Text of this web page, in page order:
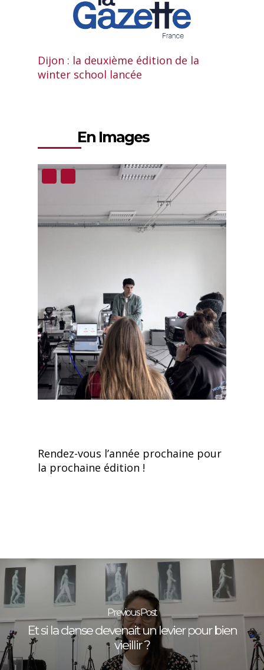
Dijon : la deuxième édition de la
winter school lancée
En Images
Rendez-vous l’année prochaine pour
la prochaine édition !
Previous Post
Et si la danse devenait un levier pour bien
vieillir ?